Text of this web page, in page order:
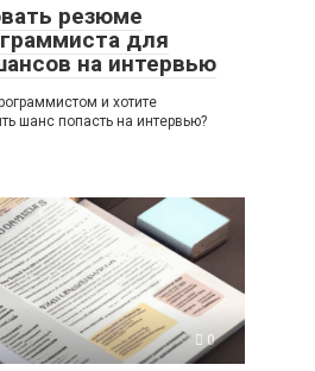
резюме
для
на интервью
и хотите
шанс попасть на интервью?
0